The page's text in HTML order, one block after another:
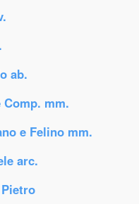
ab.
mm.
e Felino mm.
arc.